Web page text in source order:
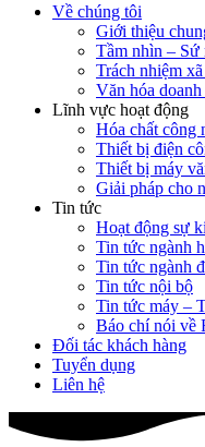
Về chúng tôi
Giới thiệu
Tầm nhìn – Sứ
Trách nhiệm
Văn hóa
Lĩnh vực hoạt động
Hóa chất công
Thiết bị điện
Thiết bị máy
Giải pháp cho
Tin tức
Hoạt động sự
Tin tức ngành
Tin tức ngành
Tin tức nội bộ
Tin tức máy –
Báo chí nói về
Đối tác khách hàng
Tuyển dụng
Liên hệ